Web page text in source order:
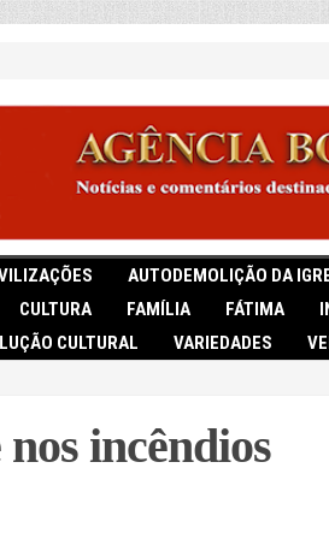
AUTODEMOLIÇÃO DA
CULTURA FAMÍLIA FÁTIMA
CULTURAL VARIEDADES
incêndios